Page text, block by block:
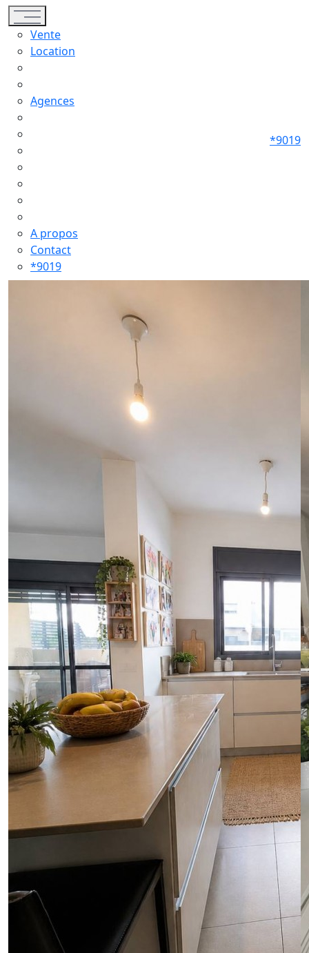
Toggle navigation
Vente
Location
Agences
A propos
Contact
*9019
*9019